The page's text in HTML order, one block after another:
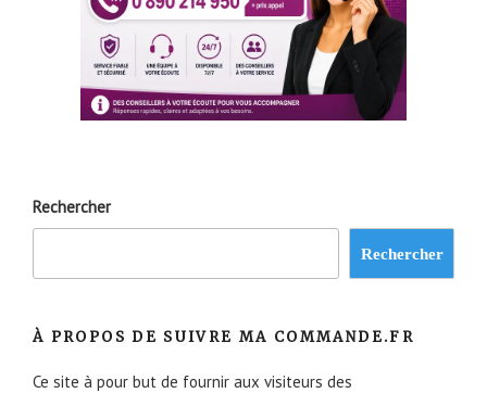
Rechercher
Rechercher
À PROPOS DE SUIVRE MA COMMANDE.FR
Ce site à pour but de fournir aux visiteurs des